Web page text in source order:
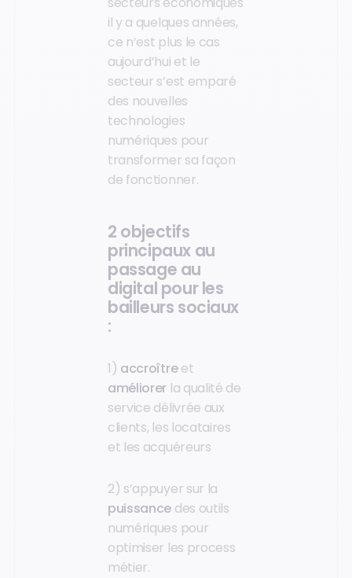
il y a quelques années,
ce n’est plus le cas
aujourd’hui et le
secteur s’est emparé
des nouvelles
technologies
numériques pour
transformer sa façon
de fonctionner.
2 objectifs
principaux au
passage au
digital pour les
bailleurs sociaux
:
1) accroîtreet
améliorer la qualité de
service délivrée aux
clients, les locataires
et les acquéreurs
2) s’appuyer sur la
puissance des outils
numériques pour
optimiser les process
métier.